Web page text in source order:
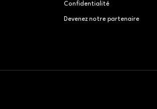
Confidentialité
Devenez notre partenaire